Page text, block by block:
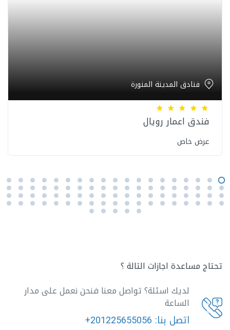
فنادق المدينة المنورة
فندق اعمار رويال
عرض خاص
تحتاج مساعدة اجازات التالة ؟
لديك اسئلة؟ تواصل معنا فنحن نعمل على مدار
الساعة
اتصل بنا: +201225655056